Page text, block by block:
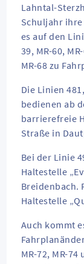
Lahntal-
Schuljahr
es auf den
39, MR-60,
MR-68 zu
Die Linien
bedienen ab
barrierefreie
Straße in
Bei der Linie
Haltestelle
Breidenbach.
Haltestelle
Auch kommt
MR-72, MR-